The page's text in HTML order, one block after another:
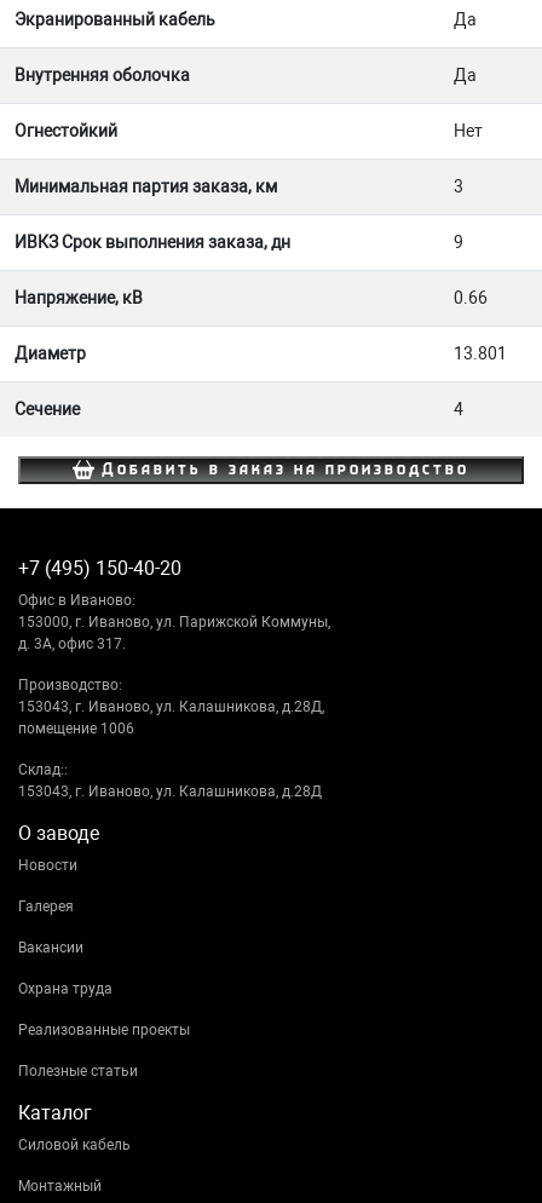
Экранированный кабель Да
Внутренняя оболочка Да
Огнестойкий Нет
Минимальная партия заказа, км 3
ИВКЗ Срок выполнения заказа, дн 9
Напряжение, кВ 0.66
Диаметр 13.801
Сечение 4
Добавить в заказ на производство
+7 (495) 150-40-20
Офис в Иваново:
153000, г. Иваново, ул. Парижской Коммуны,
д. 3А, офис 317.
Производство:
153043, г. Иваново, ул. Калашникова, д.28Д,
помещение 1006
Склад::
153043, г. Иваново, ул. Калашникова, д.28Д
О заводе
Новости
Галерея
Вакансии
Охрана труда
Реализованные проекты
Полезные статьи
Каталог
Силовой кабель
Монтажный